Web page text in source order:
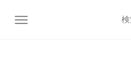
ナビゲーション切り替え